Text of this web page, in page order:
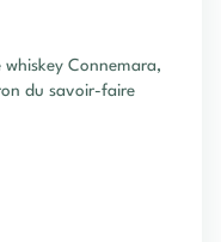
whiskey Connemara,
du savoir-faire